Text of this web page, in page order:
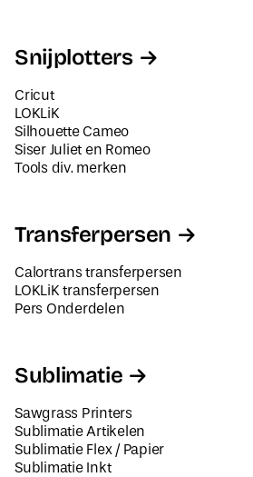
Snijplotters
Cricut
LOKLiK
Silhouette Cameo
Siser Juliet en Romeo
Tools div. merken
Transferpersen
Calortrans transferpersen
LOKLiK transferpersen
Pers Onderdelen
Sublimatie
Sawgrass Printers
Sublimatie Artikelen
Sublimatie Flex / Papier
Sublimatie Inkt